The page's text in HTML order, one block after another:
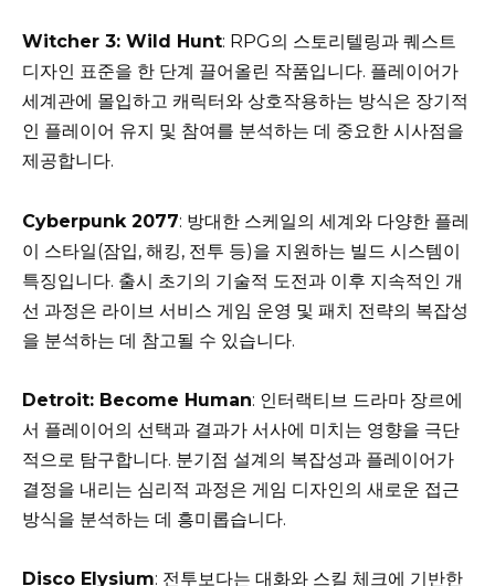
Witcher 3: Wild Hunt: RPG의 스토리텔링과 퀘스트
디자인 표준을 한 단계 끌어올린 작품입니다. 플레이어가
세계관에 몰입하고 캐릭터와 상호작용하는 방식은 장기적
인 플레이어 유지 및 참여를 분석하는 데 중요한 시사점을
제공합니다.
Cyberpunk 2077: 방대한 스케일의 세계와 다양한 플레
이 스타일(잠입, 해킹, 전투 등)을 지원하는 빌드 시스템이
특징입니다. 출시 초기의 기술적 도전과 이후 지속적인 개
선 과정은 라이브 서비스 게임 운영 및 패치 전략의 복잡성
을 분석하는 데 참고될 수 있습니다.
Detroit: Become Human: 인터랙티브 드라마 장르에
서 플레이어의 선택과 결과가 서사에 미치는 영향을 극단
적으로 탐구합니다. 분기점 설계의 복잡성과 플레이어가
결정을 내리는 심리적 과정은 게임 디자인의 새로운 접근
방식을 분석하는 데 흥미롭습니다.
Disco Elysium: 전투보다는 대화와 스킬 체크에 기반한